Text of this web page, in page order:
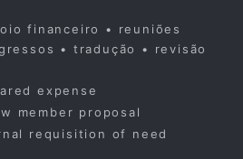
financeiro • reuniões
• tradução • revisão
expense
member proposal
requisition of need